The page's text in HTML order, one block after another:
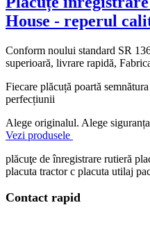
House - reperul
Conform noului standard SR
superioară, livrare rapidă,
Fiecare plăcuță poartă
perfecțiunii
Alege originalul. Alege
Vezi produsele
plăcuţe de înregistrare rutieră
placuta tractor c placuta utilaj
Contact rapid